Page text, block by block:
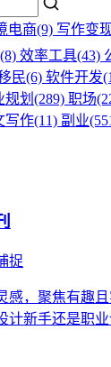
电商(9) 写作变
效率工具(43)
民(6) 软件开发
规划(289) 职场
写作(11) 副业
捉
感，聚焦有趣
计新手还是职